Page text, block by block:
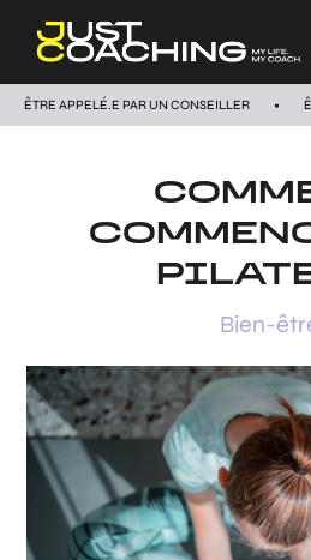
ÊTRE APPELÉ.E PAR UN CONSEILLER
Bien-